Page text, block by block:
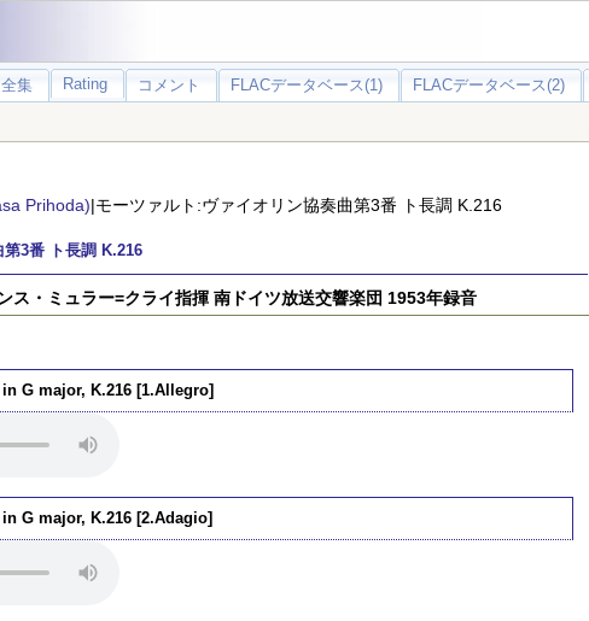
全集 Rating コメント FLACデータベース(1) FLACデータベース(2)
Prihoda)|モーツァルト:ヴァイオリン協奏曲第3番 ト長調 K.216
3番 ト長調 K.216
ス・ミュラー=クライ指揮 南ドイツ放送交響楽団 1953年録音
G major, K.216 [1.Allegro]
G major, K.216 [2.Adagio]